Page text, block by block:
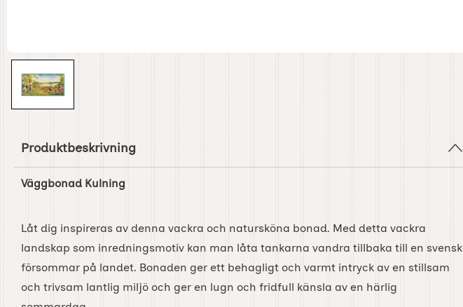
Produktbeskrivning
Väggbonad Kulning
Låt dig inspireras av denna vackra och natursköna bonad. Med detta vackra
landskap som inredningsmotiv kan man låta tankarna vandra tillbaka till en svensk
försommar på landet. Bonaden ger ett behagligt och varmt intryck av en stillsam
och trivsam lantlig miljö och ger en lugn och fridfull känsla av en härlig